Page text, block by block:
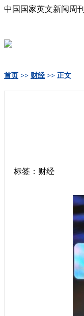
中国国家英文新闻周刊
首页 >> 财经>> 正文
标签：财经